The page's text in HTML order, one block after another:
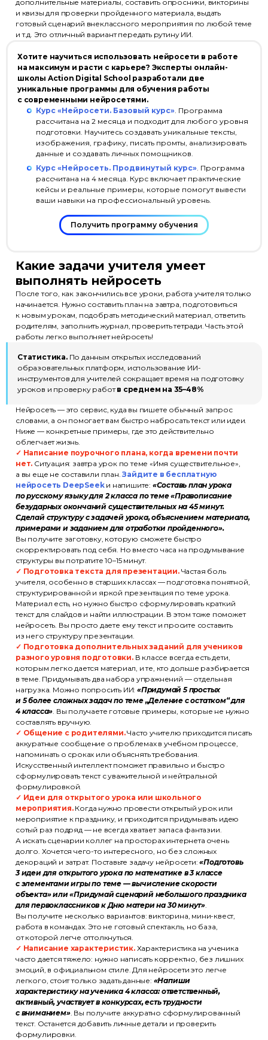
дополнительные материалы, составить опросники, викторины
и квизы для проверки пройденного материала, выдать
готовый сценарий внеклассного мероприятия по любой теме
и т.д. Это отличный вариант передать рутину ИИ.
Хотите научиться использовать нейросети в работе
на максимум и расти с карьере? Эксперты онлайн-
школы Action Digital School разработали две
уникальные программы для обучения работы
с современными нейросетями.
Курс «Нейросети. Базовый курс». Программа
рассчитана на 2 месяца и подходит для любого уровня
подготовки. Научитесь создавать уникальные тексты,
изображения, графику, писать промты, анализировать
данные и создавать личных помощников.
Курс «Нейросеть. Продвинутый курс». Программа
рассчитана на 4 месяца. Курс включает практические
кейсы и реальные примеры, которые помогут вывести
ваши навыки на профессиональный уровень.
Получить программу обучения
Какие задачи учителя умеет
выполнять нейросеть
После того, как закончились все уроки, работа учителя только
начинается. Нужно составить план на завтра, подготовиться
к новым урокам, подобрать методический материал, ответить
родителям, заполнить журнал, проверить тетради. Часть этой
работы легко выполняет нейросеть!
Статистика.По данным открытых исследований
образовательных платформ, использование ИИ-
инструментов для учителей сокращает время на подготовку
уроков и проверку работв среднем на 35–48%
Нейросеть — это сервис, куда вы пишете обычный запрос
словами, а он помогает вам быстро набросать текст или идеи.
Ниже — конкретные примеры, где это действительно
облегчает жизнь.
✓ Написание поурочного плана, когда времени почти
нет. Ситуация: завтра урок по теме «Имя существительное»,
а вы еще не составили план.Зайдите в бесплатную
нейросеть DeepSeekи напишите: «Составь план урока
по русскому языку для 2 класса по теме «Правописание
безударных окончаний существительных на 45 минут.
Сделай структуру с задачей урока, объяснением материала,
примерами и заданием для отработки пройденного».
Вы получите заготовку, которую сможете быстро
скорректировать под себя. Но вместо часа на продумывание
структуры вы потратите 10–15 минут.
✓ Подготовка текста для презентации.Частая боль
учителя, особенно в старших классах — подготовка понятной,
структурированной и яркой презентация по теме урока.
Материал есть, но нужно быстро сформулировать краткий
текст для слайдов и найти иллюстрации. В этом тоже поможет
нейросеть. Вы просто даете ему текст и просите составить
из него структуру презентации.
✓ Подготовка дополнительных заданий для учеников
разного уровня подготовки.В классе всегда есть дети,
которым легко дается материал, и те, кто дольше разбирается
в теме. Придумывать два набора упражнений — отдельная
нагрузка. Можно попросить ИИ:«Придумай 5 простых
и 5 более сложных задач по теме „Деление с остатком“ для
4 класса». Вы получаете готовые примеры, которые не нужно
составлять вручную.
✓ Общение с родителями.Часто учителю приходится писать
аккуратные сообщение о проблемах в учебном процессе,
напоминать о сроках или объяснять требования.
Искусственный интеллект поможет правильно и быстро
сформулировать текст с уважительной и нейтральной
формулировкой.
✓ Идеи для открытого урока или школьного
мероприятия.Когда нужно провести открытый урок или
мероприятие к празднику, и приходится придумывать идею
сотый раз подряд — не всегда хватает запаса фантазии.
А искать сценарии коллег на просторах интернета очень
долго. Хочется чего-то интересного, но без сложных
декораций и затрат. Поставьте задачу нейросети:«Подготовь
3 идеи для открытого урока по математике в 3 классе
с элементами игры по теме — вычисление скорости
объекта» или «Придумай сценарий небольшого праздника
для первоклассников к Дню матери на 30 минут».
Вы получите несколько вариантов: викторина, мини-квест,
работа в командах. Это не готовый спектакль, но база,
от которой легче оттолкнуться.
✓ Написание характеристик.Характеристика на ученика
часто дается тяжело: нужно написать корректно, без лишних
эмоций, в официальном стиле. Для нейросети это легче
легкого, стоит только задать данные: «Напиши
характеристику на ученика 4 класса: ответственный,
активный, участвует в конкурсах, есть трудности
с вниманием». Вы получите аккуратно сформулированный
текст. Останется добавить личные детали и проверить
формулировки.